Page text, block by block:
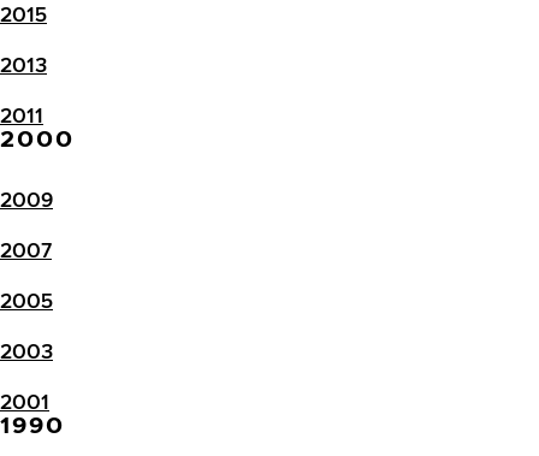
2015
2013
2011
2000
2009
2007
2005
2003
2001
1990